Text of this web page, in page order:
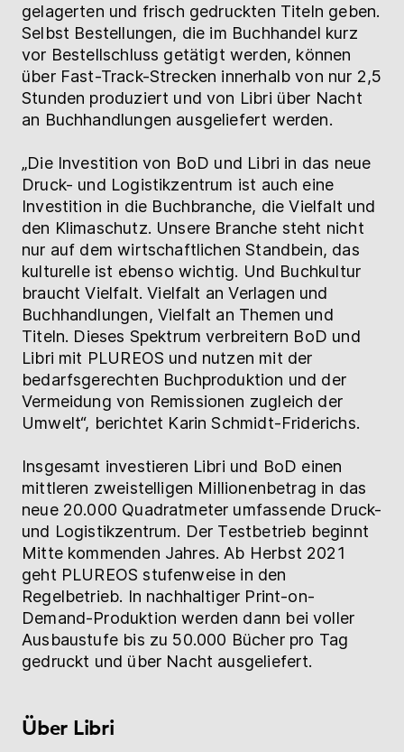
gelagerten und frisch gedruckten Titeln geben.
Selbst Bestellungen, die im Buchhandel kurz
vor Bestellschluss getätigt werden, können
über Fast-Track-Strecken innerhalb von nur 2,5
Stunden produziert und von Libri über Nacht
an Buchhandlungen ausgeliefert werden.
„Die Investition von BoD und Libri in das neue
Druck- und Logistikzentrum ist auch eine
Investition in die Buchbranche, die Vielfalt und
den Klimaschutz. Unsere Branche steht nicht
nur auf dem wirtschaftlichen Standbein, das
kulturelle ist ebenso wichtig. Und Buchkultur
braucht Vielfalt. Vielfalt an Verlagen und
Buchhandlungen, Vielfalt an Themen und
Titeln. Dieses Spektrum verbreitern BoD und
Libri mit PLUREOS und nutzen mit der
bedarfsgerechten Buchproduktion und der
Vermeidung von Remissionen zugleich der
Umwelt“, berichtet Karin Schmidt-Friderichs.
Insgesamt investieren Libri und BoD einen
mittleren zweistelligen Millionenbetrag in das
neue 20.000 Quadratmeter umfassende Druck-
und Logistikzentrum. Der Testbetrieb beginnt
Mitte kommenden Jahres. Ab Herbst 2021
geht PLUREOS stufenweise in den
Regelbetrieb. In nachhaltiger Print-on-
Demand-Produktion werden dann bei voller
Ausbaustufe bis zu 50.000 Bücher pro Tag
gedruckt und über Nacht ausgeliefert.
Über Libri